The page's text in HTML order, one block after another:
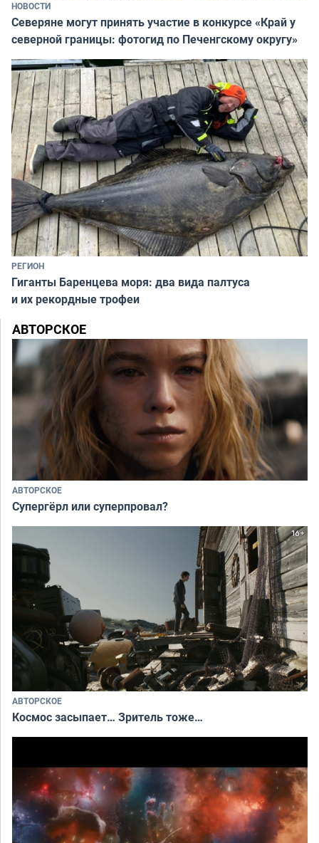
НОВОСТИ
Северяне могут принять участие в конкурсе «Край у
северной границы: фотогид по Печенгскому округу»
РЕГИОН
Гиганты Баренцева моря: два вида палтуса
и их рекордные трофеи
АВТОРСКОЕ
АВТОРСКОЕ
Супергёрл или суперпровал?
АВТОРСКОЕ
Космос засыпает… Зритель тоже…